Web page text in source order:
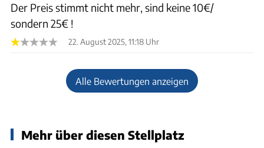
Der Preis stimmt nicht mehr, sind keine 10€/
sondern 25€ !
22. August 2025, 11:18 Uhr
Alle Bewertungen anzeigen
Mehr über diesen Stellplatz